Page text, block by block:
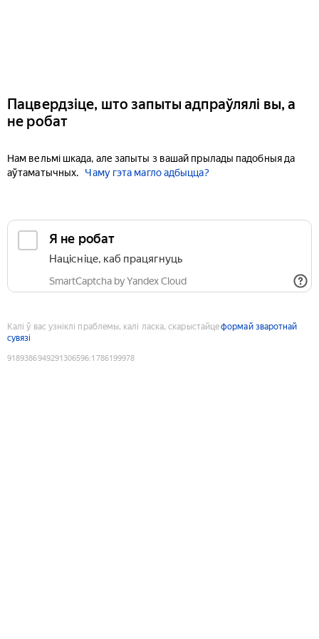
Пацвердзіце, што запыты адпраўлялі вы, а
не робат
Нам вельмі шкада, але запыты з вашай прылады падобныя да
аўтаматычных.
Чаму гэта магло адбыцца?
Я не робат
Націсніце, каб працягнуць
SmartCaptcha by Yandex Cloud
Калі ў вас узніклі праблемы, калі ласка, скарыстайцеформай зваротнай
сувязі
9189386949291306596:1786199978